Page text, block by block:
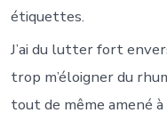
étiquettes.
J’ai du lutter fort
trop m’éloigner du
tout de même amené